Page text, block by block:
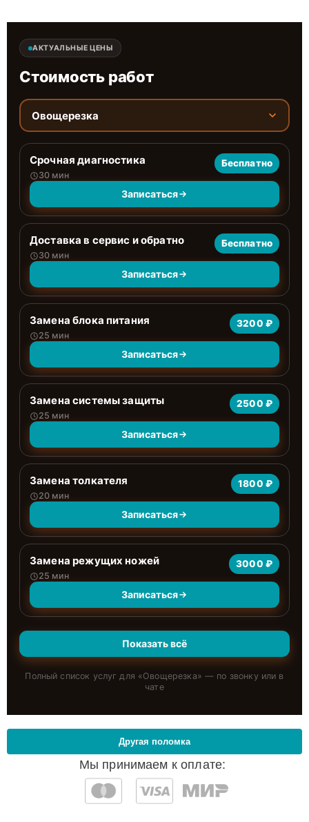
АКТУАЛЬНЫЕ ЦЕНЫ
Стоимость работ
Овощерезка
Срочная диагностика
30 мин
Бесплатно
Записаться
Доставка в сервис и обратно
30 мин
Бесплатно
Записаться
Замена блока питания
25 мин
3200 ₽
Записаться
Замена системы защиты
25 мин
2500 ₽
Записаться
Замена толкателя
20 мин
1800 ₽
Записаться
Замена режущих ножей
25 мин
3000 ₽
Записаться
Показать всё
Полный список услуг для «Овощерезка» — по звонку или в
чате
Мы принимаем к оплате:
Другая поломка